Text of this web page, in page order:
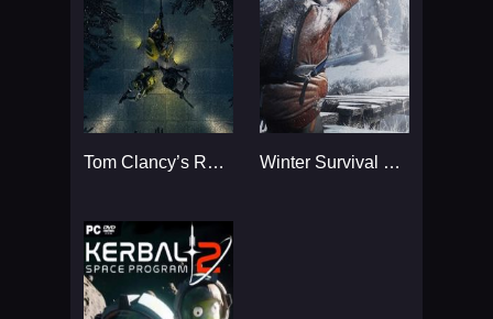
Tom Clancy’s Rainbow Six Winter Survival Simulator